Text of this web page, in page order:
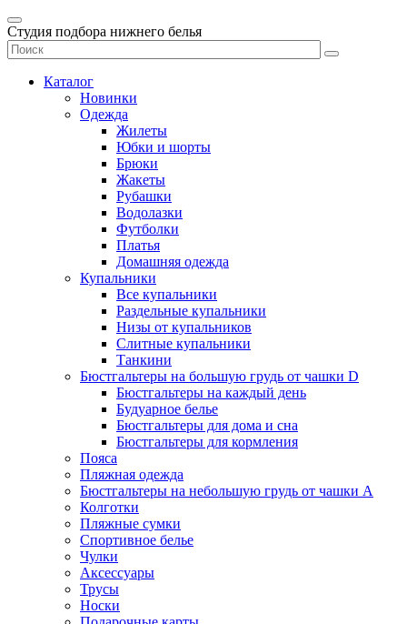
Студия подбора нижнего белья
Каталог
Новинки
Одежда
Жилеты
Юбки и шорты
Брюки
Жакеты
Рубашки
Водолазки
Футболки
Платья
Домашняя одежда
Купальники
Все купальники
Раздельные купальники
Низы от купальников
Слитные купальники
Танкини
Бюстгальтеры на большую грудь от чашки D
Бюстгальтеры на каждый день
Будуарное белье
Бюстгальтеры для дома и сна
Бюстгальтеры для кормления
Пояса
Пляжная одежда
Бюстгальтеры на небольшую грудь от чашки А
Колготки
Пляжные сумки
Спортивное белье
Чулки
Аксессуары
Трусы
Носки